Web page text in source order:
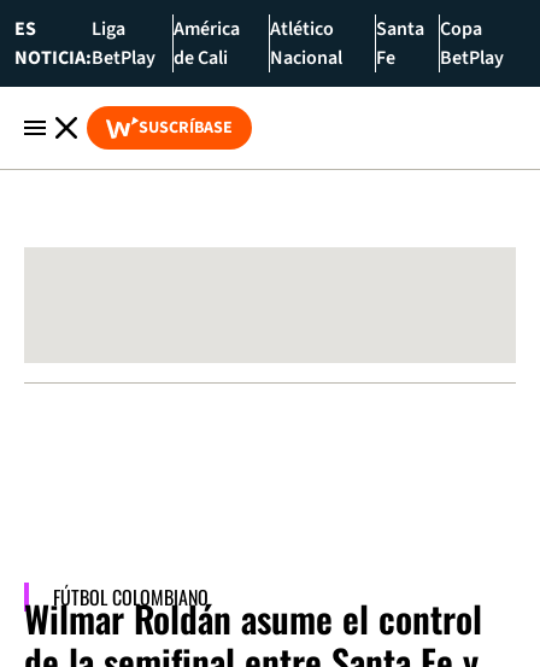
ES
NOTICIA:
Liga
BetPlay
América
de Cali
Atlético
Nacional
Santa
Fe
Copa
BetPlay
SUSCRÍBASE
FÚTBOL COLOMBIANO
Wilmar Roldán asume el control